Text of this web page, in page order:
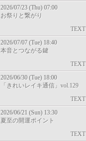
2026/07/23 (Thu) 07:00
お祭りと繋がり
TEXT
2026/07/07 (Tue) 18:40
本音とつながる鍵
TEXT
2026/06/30 (Tue) 18:00
「きれいレイキ通信」vol.129
TEXT
2026/06/21 (Sun) 13:30
夏至の開運ポイント
TEXT